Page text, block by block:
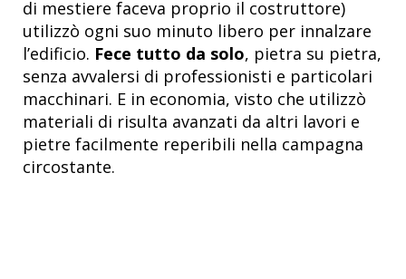
di mestiere faceva proprio il costruttore)
utilizzò ogni suo minuto libero per innalzare
l’edificio. Fece tutto da solo, pietra su pietra,
senza avvalersi di professionisti e particolari
macchinari. E in economia, visto che utilizzò
materiali di risulta avanzati da altri lavori e
pietre facilmente reperibili nella campagna
circostante.